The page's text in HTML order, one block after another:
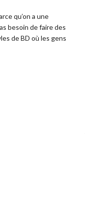
qu’on a une
besoin de faire des
de BD où les gens